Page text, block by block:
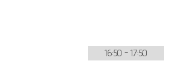
16:50 - 17:50